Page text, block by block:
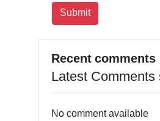
Recent comments
Latest
No comment available